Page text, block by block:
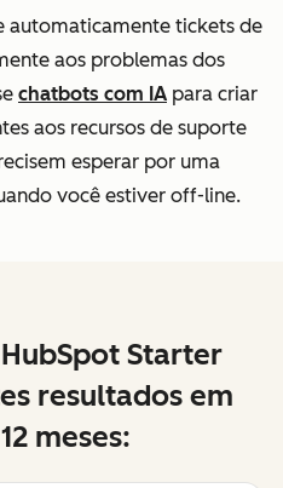
automaticamente tickets de
aos problemas dos
chatbots com IA para criar
aos recursos de suporte
esperar por uma
você estiver off-line.
Starter
resultados em
meses: